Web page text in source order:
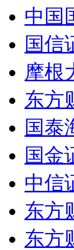
中国
国信
摩根
东方
国泰
国金
中信
东方
东方